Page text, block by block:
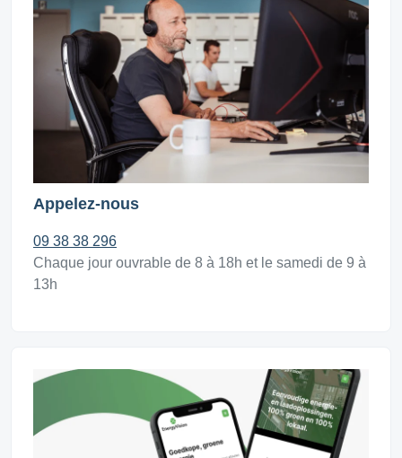
Appelez-nous
09 38 38 296
Chaque jour ouvrable de 8 à 18h et le samedi de 9 à
13h